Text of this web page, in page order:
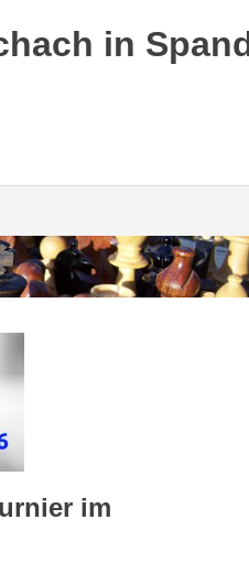
in
im